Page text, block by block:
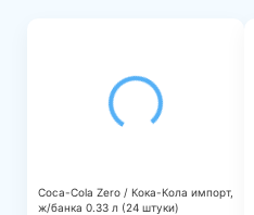
Coca-Cola Zero / Кока-Кола импорт,
ж/банкa 0.33 л (24 штуки)